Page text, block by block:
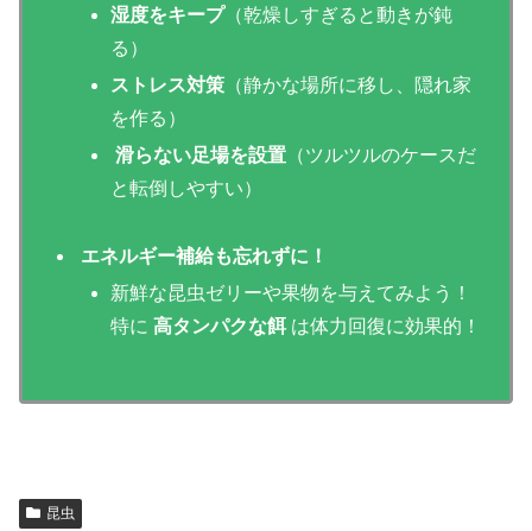
湿度をキープ（乾燥しすぎると動きが鈍
る）
ストレス対策 （静かな場所に移し、隠れ家
を作る）
滑らない足場を設置 （ツルツルのケースだ
と転倒しやすい）
エネルギー補給も忘れずに！
新鮮な昆虫ゼリーや果物を与えてみよう！
特に高タンパクな餌は体力回復に効果的！
昆虫